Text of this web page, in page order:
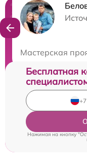
Мастерская
Нужна
Бесплатная
Нажимая на кнопку